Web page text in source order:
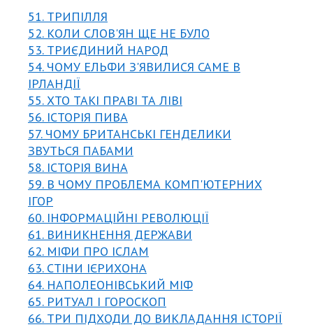
51. ТРИПІЛЛЯ
52. КОЛИ СЛОВ'ЯН ЩЕ НЕ БУЛО
53. ТРИЄДИНИЙ НАРОД
54. ЧОМУ ЕЛЬФИ З'ЯВИЛИСЯ САМЕ В
ІРЛАНДІЇ
55. ХТО ТАКІ ПРАВІ ТА ЛІВІ
56. ІСТОРІЯ ПИВА
57. ЧОМУ БРИТАНСЬКІ ГЕНДЕЛИКИ
ЗВУТЬСЯ ПАБАМИ
58. ІСТОРІЯ ВИНА
59. В ЧОМУ ПРОБЛЕМА КОМП'ЮТЕРНИХ
ІГОР
60. ІНФОРМАЦІЙНІ РЕВОЛЮЦІЇ
61. ВИНИКНЕННЯ ДЕРЖАВИ
62. МІФИ ПРО ІСЛАМ
63. СТІНИ ІЄРИХОНА
64. НАПОЛЕОНІВСЬКИЙ МІФ
65. РИТУАЛ І ГОРОСКОП
66. ТРИ ПІДХОДИ ДО ВИКЛАДАННЯ ІСТОРІЇ